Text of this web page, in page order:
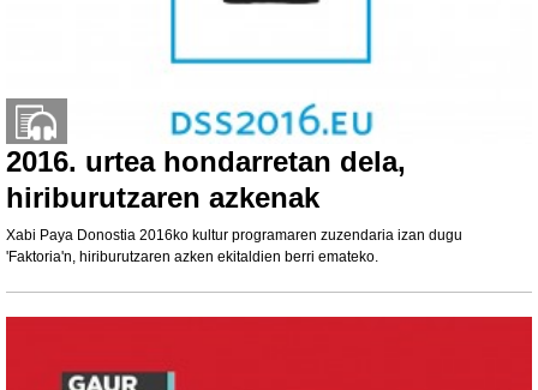
2016. urtea hondarretan dela,
hiriburutzaren azkenak
Xabi Paya Donostia 2016ko kultur programaren zuzendaria izan dugu
'Faktoria'n, hiriburutzaren azken ekitaldien berri emateko.